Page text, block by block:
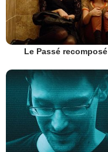
Le Passé recomposé